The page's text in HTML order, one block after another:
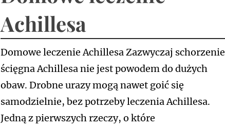
Achillesa
Domowe leczenie Achillesa Zazwyczaj schorzenie
ścięgna Achillesa nie jest powodem do dużych
obaw. Drobne urazy mogą nawet goić się
samodzielnie, bez potrzeby leczenia Achillesa.
Jedną z pierwszych rzeczy, o które